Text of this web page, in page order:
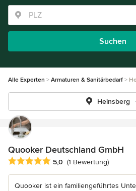
Suchen
Alle Experten Armaturen & Sanitärbedarf
Heinsberg
Quooker Deutschland GmbH
Durchschnittliche Bewertung: 5 von
5,0 (1 Bewertung)
Quooker ist ein familiengeführtes